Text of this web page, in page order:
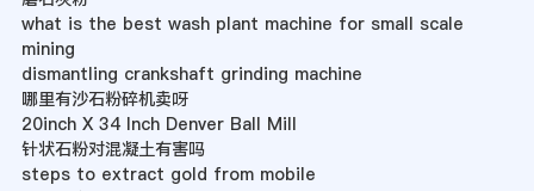
what is the best wash plant machine for small scale
mining
dismantling crankshaft grinding machine
哪里有沙石粉碎机卖呀
20inch X 34 Inch Denver Ball Mill
针状石粉对混凝土有害吗
steps to extract gold from mobile